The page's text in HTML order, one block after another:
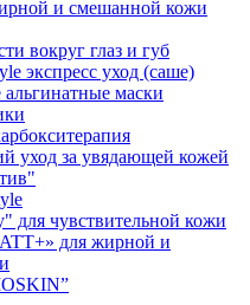
и смешанной кожи
вокруг глаз и губ
экспресс уход (саше)
маски
уход за увядающей кожей
для чувствительной кожи
для жирной и